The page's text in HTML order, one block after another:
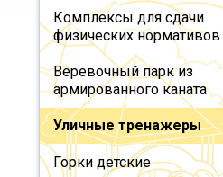
Комплексы для сдачи
физических нормативов
Веревочный парк из
армированного каната
Уличные тренажеры
Горки детские